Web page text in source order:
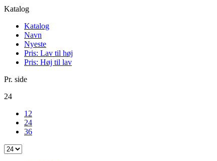
Katalog
Katalog
Navn
Nyeste
Pris: Lav til høj
Pris: Høj til lav
Pr. side
24
12
24
36